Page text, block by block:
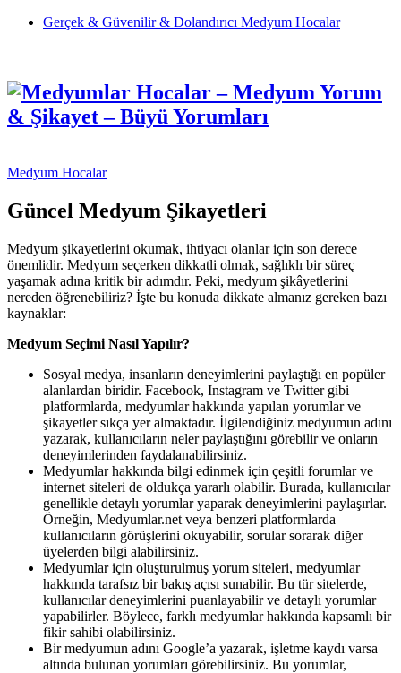
Gerçek & Güvenilir & Dolandırıcı Medyum Hocalar
Medyum Hocalar
Güncel Medyum Şikayetleri
Medyum şikayetlerini okumak, ihtiyacı olanlar için son derece
önemlidir. Medyum seçerken dikkatli olmak, sağlıklı bir süreç
yaşamak adına kritik bir adımdır. Peki, medyum şikâyetlerini
nereden öğrenebiliriz? İşte bu konuda dikkate almanız gereken bazı
kaynaklar:
Medyum Seçimi Nasıl Yapılır?
Sosyal medya, insanların deneyimlerini paylaştığı en popüler
alanlardan biridir. Facebook, Instagram ve Twitter gibi
platformlarda, medyumlar hakkında yapılan yorumlar ve
şikayetler sıkça yer almaktadır. İlgilendiğiniz medyumun adını
yazarak, kullanıcıların neler paylaştığını görebilir ve onların
deneyimlerinden faydalanabilirsiniz.
Medyumlar hakkında bilgi edinmek için çeşitli forumlar ve
internet siteleri de oldukça yararlı olabilir. Burada, kullanıcılar
genellikle detaylı yorumlar yaparak deneyimlerini paylaşırlar.
Örneğin, Medyumlar.net veya benzeri platformlarda
kullanıcıların görüşlerini okuyabilir, sorular sorarak diğer
üyelerden bilgi alabilirsiniz.
Medyumlar için oluşturulmuş yorum siteleri, medyumlar
hakkında tarafsız bir bakış açısı sunabilir. Bu tür sitelerde,
kullanıcılar deneyimlerini puanlayabilir ve detaylı yorumlar
yapabilirler. Böylece, farklı medyumlar hakkında kapsamlı bir
fikir sahibi olabilirsiniz.
Bir medyumun adını Google’a yazarak, işletme kaydı varsa
altında bulunan yorumları görebilirsiniz. Bu yorumlar,